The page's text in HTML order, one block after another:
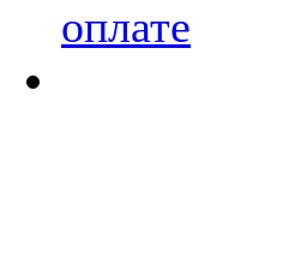
оплате